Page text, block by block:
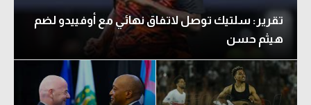
تقرير: سلتيك توصل لاتفاق نهائي مع أوفييدو لضم
هيثم حسن